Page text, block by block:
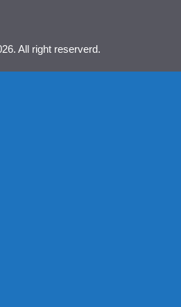
All right reserverd.